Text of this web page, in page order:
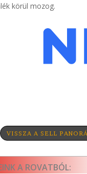
körül mozog.
VISSZA A SELL
A ROVATBÓL: